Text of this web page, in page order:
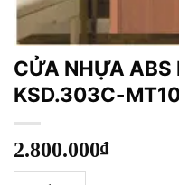
CỬA NHỰA ABS
KSD.303C-
2.800.000₫